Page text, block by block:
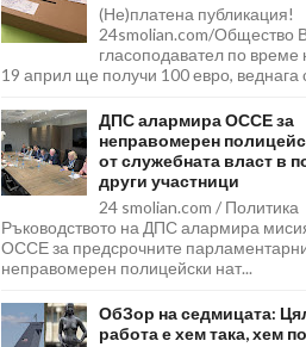
(Не)платена публикация!
24smolian.com/Общество
гласоподавател по време
19 април ще получи 100 евро, веднага
ДПС алармира ОССЕ за
неправомерен
от служебната власт в
други участници
24 smolian.com / Политика
Ръководството на ДПС алармира
ОССЕ за предсрочните
неправомерен полицейски нат...
ОбЗор на седмицата:
работа е хем така, хем